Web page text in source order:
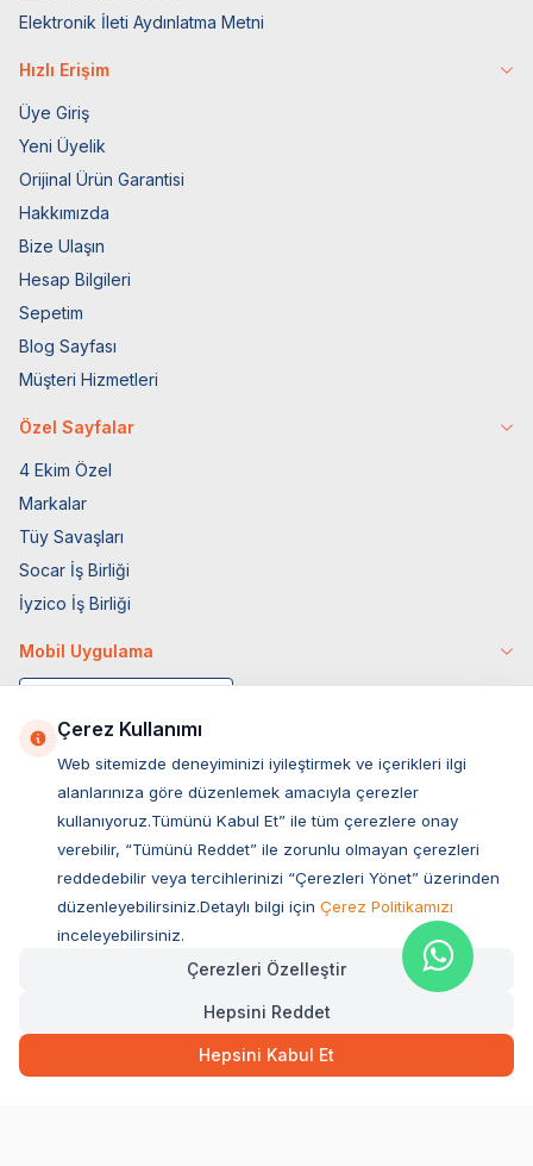
47,70 Hızlı Teslimat
SEPETE EKLE
Elektronik İleti Aydınlatma Metni
Hızlı Erişim
Üye Giriş
Yeni Üyelik
Orijinal Ürün Garantisi
Hakkımızda
Bize Ulaşın
Hesap Bilgileri
Sepetim
Blog Sayfası
Müşteri Hizmetleri
Özel Sayfalar
4 Ekim Özel
Markalar
Tüy Savaşları
Socar İş Birliği
İyzico İş Birliği
Mobil Uygulama
Müşteri Hizmetleri
Sıkça Sorulan Sorular
Ovacık Mah. Hacıoğlu Sok. No:13 Başiskele / KOCAELİ
Müşteri Destek Hattı
Çerez Kullanımı
Web sitemizde deneyiminizi iyileştirmek ve içerikleri ilgi
alanlarınıza göre düzenlemek amacıyla çerezler
kullanıyoruz.Tümünü Kabul Et” ile tüm çerezlere onay
verebilir, “Tümünü Reddet” ile zorunlu olmayan çerezleri
reddedebilir veya tercihlerinizi “Çerezleri Yönet” üzerinden
düzenleyebilirsiniz.Detaylı bilgi için Çerez Politikamızı
inceleyebilirsiniz.
Çerezleri Özelleştir
Hepsini Reddet
Hepsini Kabul Et